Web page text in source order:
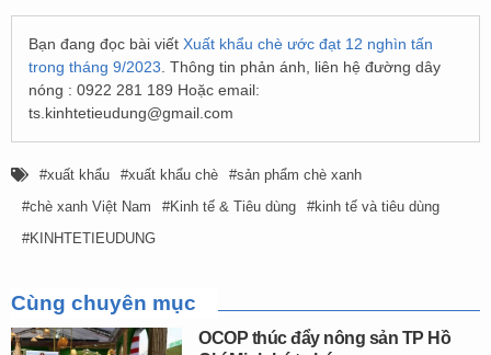
Bạn đang đọc bài viết Xuất khẩu chè ước đạt 12 nghìn tấn
trong tháng 9/2023 . Thông tin phản ánh, liên hệ đường dây
nóng : 0922 281 189 Hoặc email:
ts.kinhtetieudung@gmail.com
xuất khẩu xuất khẩu chè
sản phẩm chè xanh
chè xanh Việt Nam
Kinh tế & Tiêu dùng
kinh tế và tiêu dùng
KINHTETIEUDUNG
Cùng chuyên mục
OCOP thúc đẩy nông sản TP Hồ